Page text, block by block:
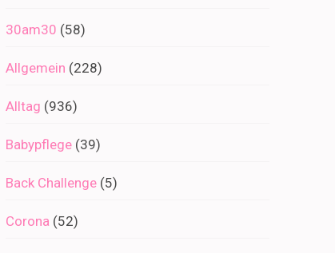
30am30 (58)
Allgemein (228)
Alltag (936)
Babypflege (39)
Back Challenge (5)
Corona (52)